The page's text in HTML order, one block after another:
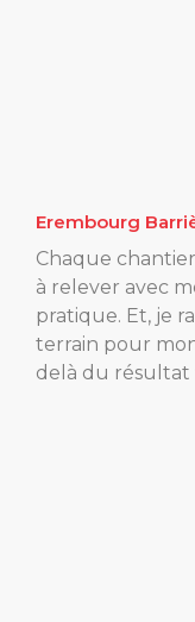
Erembourg
Chaque
à relever avec
pratique. Et, je
terrain pour
delà du résultat